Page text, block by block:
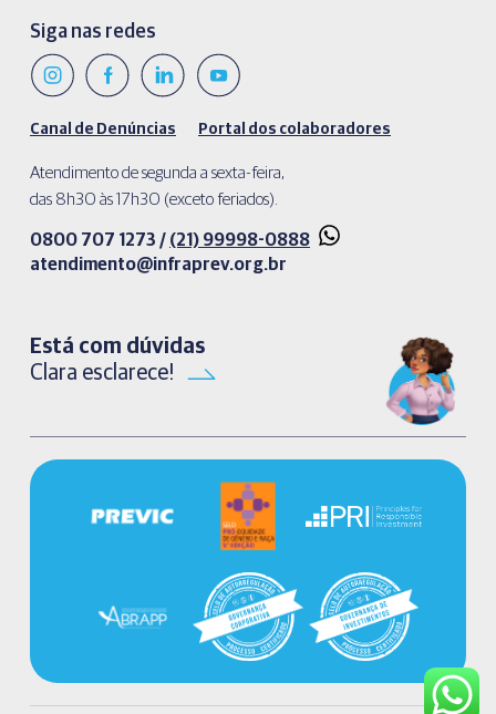
Siga nas redes
Canal de Denúncias Portal dos colaboradores
Atendimento de segunda a sexta-feira,
das 8h30 às 17h30 (exceto feriados).
0800 707 1273 / (21) 99998-0888
atendimento@infraprev.org.br​
Está com dúvidas
Clara esclarece!